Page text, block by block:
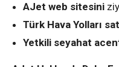
AJet web sitesini
Türk Hava Yolları
Yetkili seyahat